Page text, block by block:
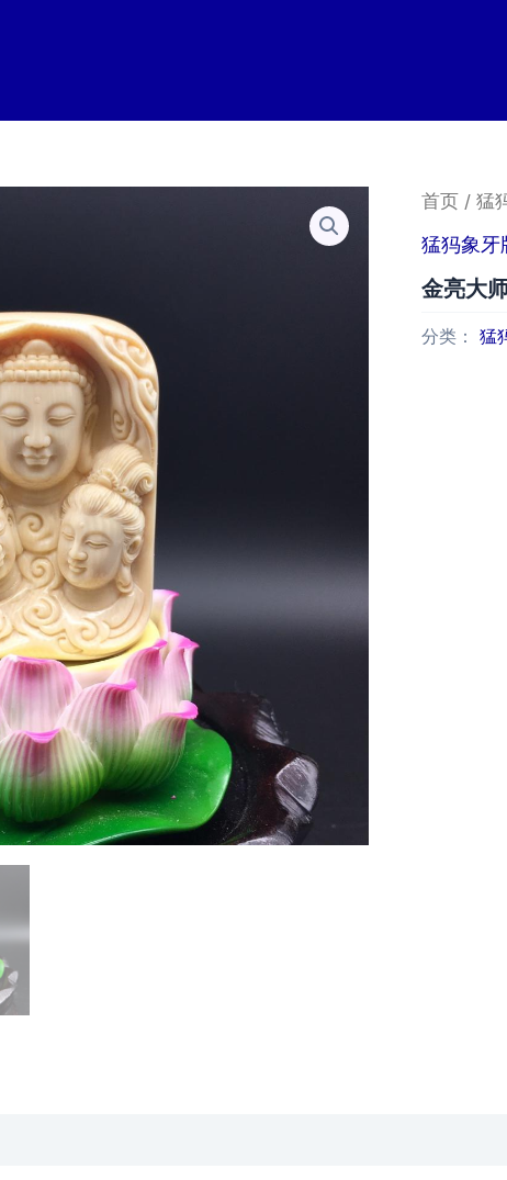
首页 / 猛
猛犸象牙
金亮大
分类： 猛